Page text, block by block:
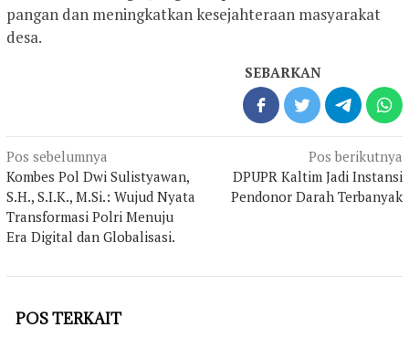
pangan dan meningkatkan kesejahteraan masyarakat
desa.
SEBARKAN
Navigasi
pos
Pos sebelumnya
Kombes Pol Dwi Sulistyawan,
S.H., S.I.K., M.Si.: Wujud Nyata
Transformasi Polri Menuju
Era Digital dan Globalisasi.
Pos berikutnya
DPUPR Kaltim Jadi Instansi
Pendonor Darah Terbanyak
POS TERKAIT